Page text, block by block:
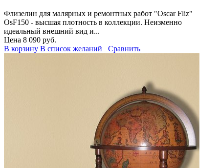
Флизелин для малярных и ремонтных работ "Oscar Fliz"
OsF150 - высшая плотность в коллекции. Неизменно
идеальный внешний вид и...
Цена 8 090 руб.
В корзину В список желаний Сравнить